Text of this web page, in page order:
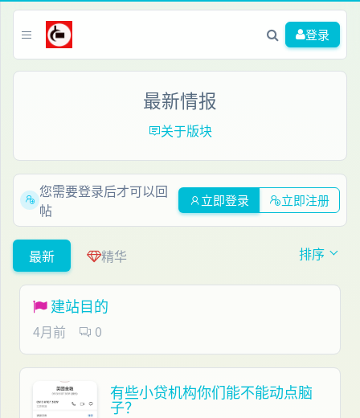
登录
最新情报
关于版块
您需要登录后才可以回
帖
立即登录 立即注册
最新 精华 排序
建站目的
4月前 0
有些小贷机构你们能不能动点脑
子？